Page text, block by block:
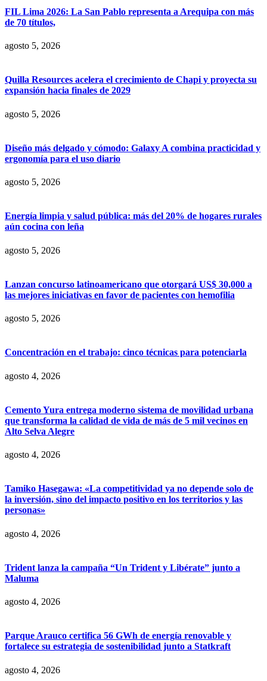
FIL Lima 2026: La San Pablo representa a Arequipa con más
de 70 títulos,
agosto 5, 2026
Quilla Resources acelera el crecimiento de Chapi y proyecta su
expansión hacia finales de 2029
agosto 5, 2026
Diseño más delgado y cómodo: Galaxy A combina practicidad y
ergonomía para el uso diario
agosto 5, 2026
Energía limpia y salud pública: más del 20% de hogares rurales
aún cocina con leña
agosto 5, 2026
Lanzan concurso latinoamericano que otorgará US$ 30,000 a
las mejores iniciativas en favor de pacientes con hemofilia
agosto 5, 2026
Concentración en el trabajo: cinco técnicas para potenciarla
agosto 4, 2026
Cemento Yura entrega moderno sistema de movilidad urbana
que transforma la calidad de vida de más de 5 mil vecinos en
Alto Selva Alegre
agosto 4, 2026
Tamiko Hasegawa: «La competitividad ya no depende solo de
la inversión, sino del impacto positivo en los territorios y las
personas»
agosto 4, 2026
Trident lanza la campaña “Un Trident y Libérate” junto a
Maluma
agosto 4, 2026
Parque Arauco certifica 56 GWh de energía renovable y
fortalece su estrategia de sostenibilidad junto a Statkraft
agosto 4, 2026